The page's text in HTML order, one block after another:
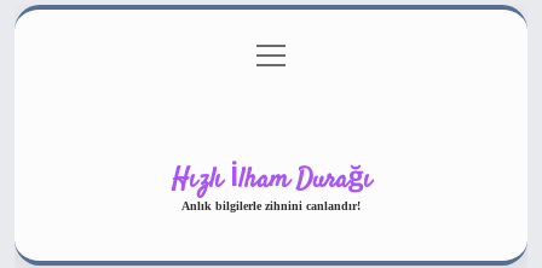
Gizlilik Politikası
menüyü
aç
Hızlı İlham Durağı
Anlık bilgilerle zihnini canlandır!